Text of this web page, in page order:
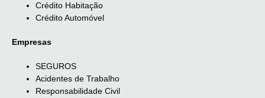
Crédito Habitação
Crédito Automóvel
Empresas
SEGUROS
Acidentes de Trabalho
Responsabilidade Civil